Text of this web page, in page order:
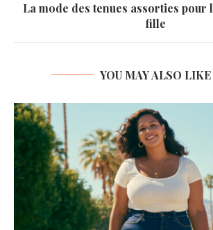
La mode des tenues assorties pour
fille
YOU MAY ALSO LIKE